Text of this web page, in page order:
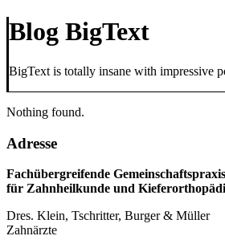
Blog BigText
BigText is totally insane with impressive
Nothing found.
Adresse
Fachübergreifende Gemeinschaftspraxis
für Zahnheilkunde und
Dres. Klein, Tschritter, Burger & Müller
Zahnärzte